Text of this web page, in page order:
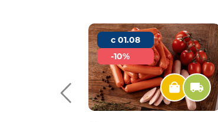
c 01.08
-10%